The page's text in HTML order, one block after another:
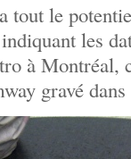
tout le
les
à Montréal,
gravé